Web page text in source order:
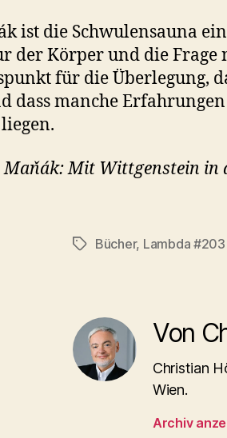
ist die Schwulensauna
der Körper und die Frage
für die Überlegung,
dass manche
Mit Wittgenstein in
Schlagwörter
Bücher, Lambda #203
Von
Christian
Wien.
Archiv